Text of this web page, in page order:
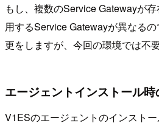
もし、複数のService Gatewayが
用するService Gatewayが異なる
更をしますが、今回の環境では不
エージェントインストール時
V1ESのエージェントのインスト